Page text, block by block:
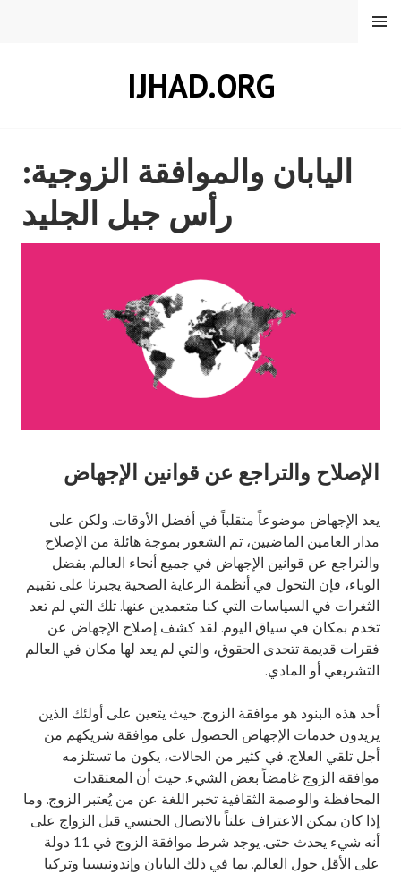
IJHAD.ORG
MENU
اليابان والموافقة الزوجية:
رأس جبل الجليد
الإصلاح والتراجع عن قوانين الإجهاض
يعد الإجهاض موضوعاً متقلباً في أفضل الأوقات. ولكن على
مدار العامين الماضيين، تم الشعور بموجة هائلة من الإصلاح
والتراجع عن قوانين الإجهاض في جميع أنحاء العالم. بفضل
الوباء، فإن التحول في أنظمة الرعاية الصحية يجبرنا على تقييم
الثغرات في السياسات التي كنا متعمدين عنها. تلك التي لم تعد
تخدم بمكان في سياق اليوم. لقد كشف إصلاح الإجهاض عن
فقرات قديمة تتحدى الحقوق، والتي لم يعد لها مكان في العالم
التشريعي أو المادي.
أحد هذه البنود هو موافقة الزوج. حيث يتعين على أولئك الذين
يريدون خدمات الإجهاض الحصول على موافقة شريكهم من
أجل تلقي العلاج. في كثير من الحالات، يكون ما تستلزمه
موافقة الزوج غامضاً بعض الشيء. حيث أن المعتقدات
المحافظة والوصمة الثقافية تخبر اللغة عن من يُعتبر الزوج. وما
إذا كان يمكن الاعتراف علناً بالاتصال الجنسي قبل الزواج على
أنه شيء يحدث حتى. يوجد شرط موافقة الزوج في 11 دولة
على الأقل حول العالم. بما في ذلك اليابان وإندونيسيا وتركيا